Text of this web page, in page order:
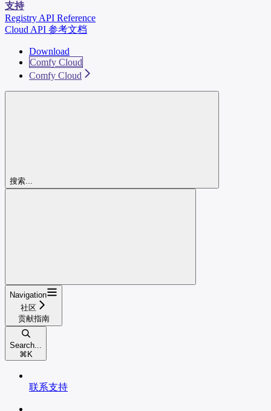
支持
Registry API Reference
Cloud API 参考文档
Download
Comfy Cloud
Comfy Cloud
搜索...
Navigation
社区
贡献指南
Search...
⌘ K
联系支持